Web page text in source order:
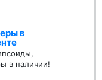
в
в наличии!